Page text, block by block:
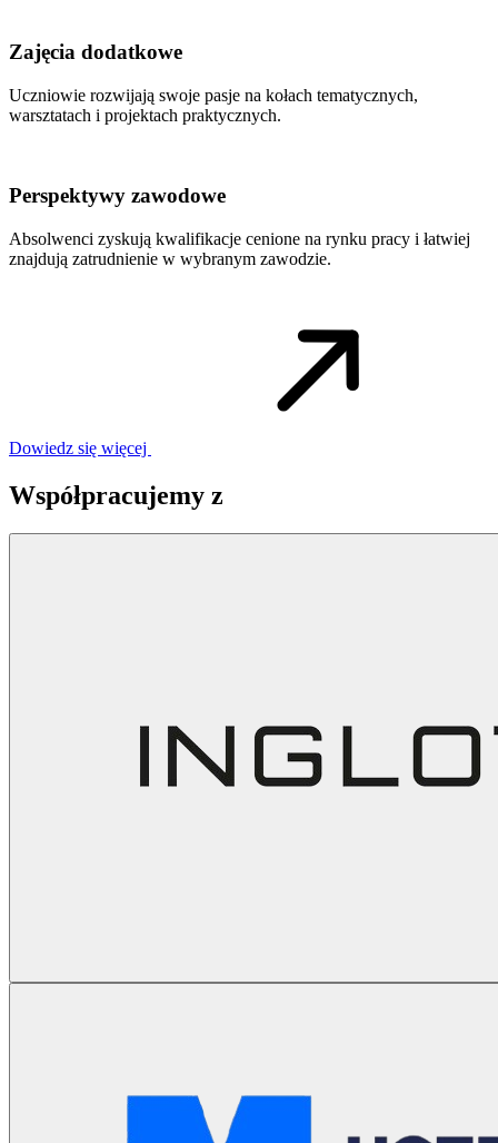
Zajęcia dodatkowe
Uczniowie rozwijają swoje pasje na kołach tematycznych,
warsztatach i projektach praktycznych.
Perspektywy zawodowe
Absolwenci zyskują kwalifikacje cenione na rynku pracy i łatwiej
znajdują zatrudnienie w wybranym zawodzie.
Dowiedz się więcej
Współpracujemy z